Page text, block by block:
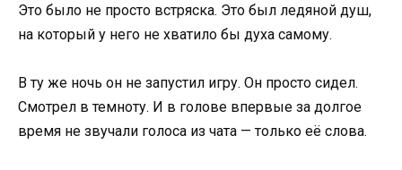
Это было не просто встряска. Это был ледяной душ,
на который у него не хватило бы духа самому.
В ту же ночь он не запустил игру. Он просто сидел.
Смотрел в темноту. И в голове впервые за долгое
время не звучали голоса из чата — только её слова.